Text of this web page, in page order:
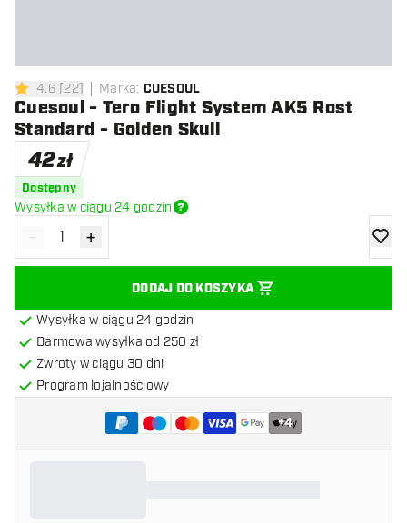
4.6 gwiazdki oceny
4.6 [22] Marka: CUESOUL
Cuesoul - Tero Flight System AK5 Rost
Standard - Golden Skull
42zł
Dostępny
Wysyłka w ciągu 24 godzin
Zmniejsz ilość
- Zwiększ ilość
+
DODAJ DO KOSZYKA
Wysyłka w ciągu 24 godzin
Darmowa wysyłka od 250 zł
Zwroty w ciągu 30 dni
Program lojalnościowy
+4